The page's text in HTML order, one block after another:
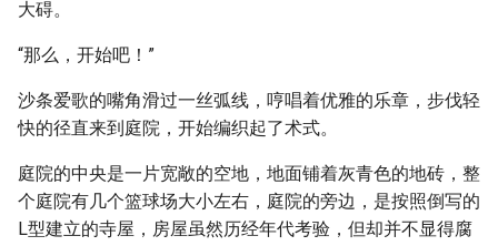
大碍。
“那么，开始吧！”
沙条爱歌的嘴角滑过一丝弧线，哼唱着优雅的乐章，步伐轻
快的径直来到庭院，开始编织起了术式。
庭院的中央是一片宽敞的空地，地面铺着灰青色的地砖，整
个庭院有几个篮球场大小左右，庭院的旁边，是按照倒写的
L型建立的寺屋，房屋虽然历经年代考验，但却并不显得腐